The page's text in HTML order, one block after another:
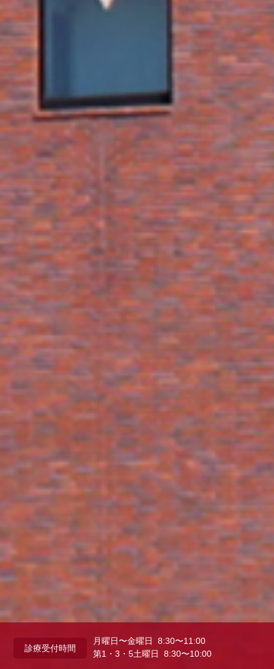
診療受付時間
月曜日〜金曜日 8:30〜11:00
第1・3・5土曜日 8:30〜10:00